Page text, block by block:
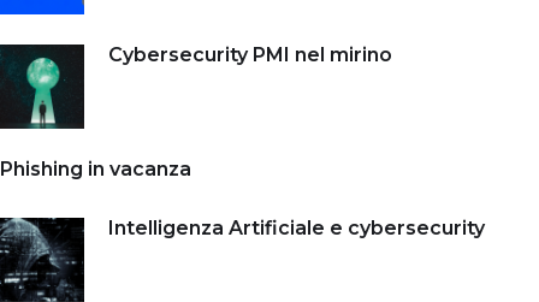
Cybersecurity PMI nel mirino
Phishing in vacanza
Intelligenza Artificiale e cybersecurity